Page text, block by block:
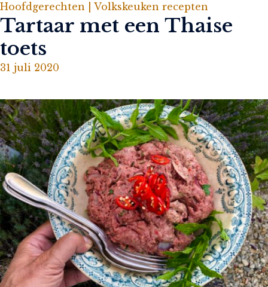
Hoofdgerechten | Volkskeuken recepten
Tartaar met een Thaise
toets
31 juli 2020